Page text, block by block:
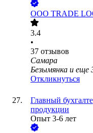
ООО TRADE
3.4
•
37 отзывов
Самара
Безымянка и еще
Откликнуться
Главный
продукции
Опыт 3-6 лет